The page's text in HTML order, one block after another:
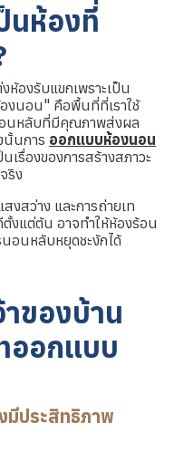
นห้องที่
องรับแขกเพราะเป็น
งนอน" คือพื้นที่ที่เราใช้
อนหลับที่มีคุณภาพส่งผล
นั้นการ ออกแบบห้องนอน
เรื่องของการสร้างสภาวะ
ริง
สว่าง และการถ่ายเท
งแต่ต้น อาจทำให้ห้องร้อน
อนหลับหยุดชะงักได้
ของบ้าน
ออกแบบ
มีประสิทธิภาพ